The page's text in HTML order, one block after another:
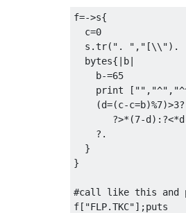
f=->s{
c=0
s.tr(". ","[\\").
bytes{|b|
b-=65
print
(d=(c-
?>*(7-
?.
  }
}
#call like this and
f["FLP.TKC"];puts